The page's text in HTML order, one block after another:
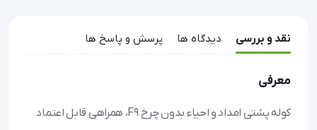
نقد و بررسی دیدگاه ها پرسش و پاسخ ها
معرفی
کوله پشتی امداد و احیاء بدون چرخ F9، همراهی قابل اعتماد